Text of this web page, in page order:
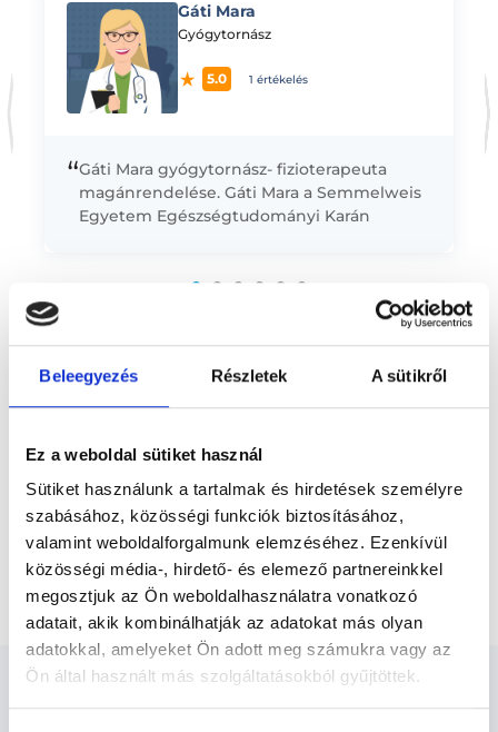
Beleegyezés Részletek A sütikről
Ez a weboldal sütiket használ
Sütiket használunk a tartalmak és hirdetések személyre
szabásához, közösségi funkciók biztosításához,
valamint weboldalforgalmunk elemzéséhez. Ezenkívül
közösségi média-, hirdető- és elemező partnereinkkel
megosztjuk az Ön weboldalhasználatra vonatkozó
adatait, akik kombinálhatják az adatokat más olyan
adatokkal, amelyeket Ön adott meg számukra vagy az
Ön által használt más szolgáltatásokból gyűjtöttek.
Gáti Mara
Gyógytornász
5.0 1 értékelés
“Gáti Mara gyógytornász- fizioterapeuta
magánrendelése. Gáti Mara a Semmelweis
Egyetem Egészségtudományi Karán
kezdetétől ortopédiai és traumatológiai
Előző
* Szakorvos jelölt (rezidens): általános orvosi oklevéllel rendelkező
önállóan nem végezhető szakmai tevékenységért teljes
felelősséggel tartozik és azt közvetlenül felügyeli az egészségügyi
szolgáltató szakorvosa az első részvizsgáig, utána pedig a
és szakorvosjelölt esetén.
Főoldal Gyógytornász
Gyermek - Dongaláb torna